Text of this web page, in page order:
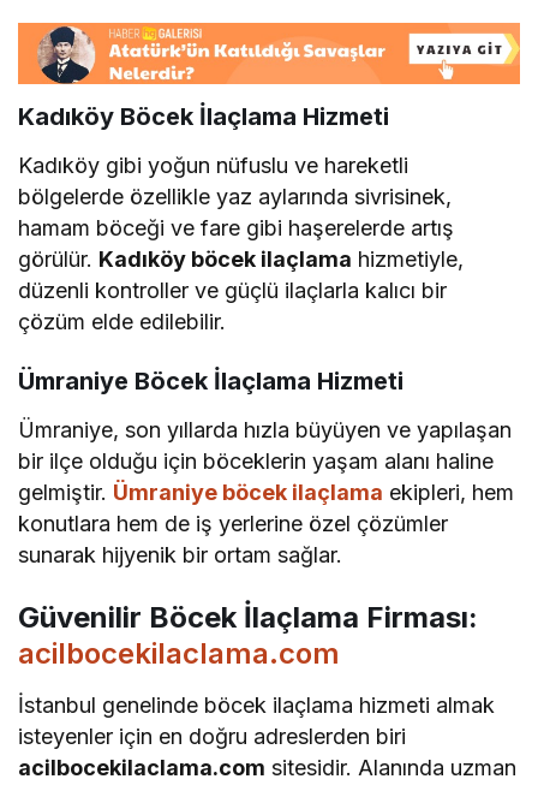
Kadıköy Böcek İlaçlama Hizmeti
Kadıköy gibi yoğun nüfuslu ve hareketli
bölgelerde özellikle yaz aylarında sivrisinek,
hamam böceği ve fare gibi haşerelerde artış
görülür. Kadıköy böcek ilaçlama hizmetiyle,
düzenli kontroller ve güçlü ilaçlarla kalıcı bir
çözüm elde edilebilir.
Ümraniye Böcek İlaçlama Hizmeti
Ümraniye, son yıllarda hızla büyüyen ve yapılaşan
bir ilçe olduğu için böceklerin yaşam alanı haline
gelmiştir. Ümraniye böcek ilaçlama ekipleri, hem
konutlara hem de iş yerlerine özel çözümler
sunarak hijyenik bir ortam sağlar.
Güvenilir Böcek İlaçlama Firması:
acilbocekilaclama.com
İstanbul genelinde böcek ilaçlama hizmeti almak
isteyenler için en doğru adreslerden biri
acilbocekilaclama.com sitesidir. Alanında uzman